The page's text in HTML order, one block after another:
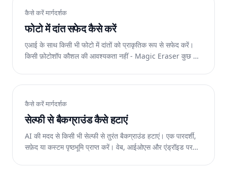
कैसे करें मार्गदर्शक
फोटो में दांत सफेद कैसे करें
एआई के साथ किसी भी फोटो में दांतों को प्राकृतिक रूप से सफेद करें।
किसी फ़ोटोशॉप कौशल की आवश्यकता नहीं - Magic Eraser कुछ ही
कैसे करें मार्गदर्शक
सेल्फी से बैकग्राउंड कैसे हटाएं
AI की मदद से किसी भी सेल्फी से तुरंत बैकग्राउंड हटाएं। एक पारदर्शी,
सफ़ेद या कस्टम पृष्ठभूमि प्राप्त करें। वेब, आईओएस और एंड्रॉइड पर